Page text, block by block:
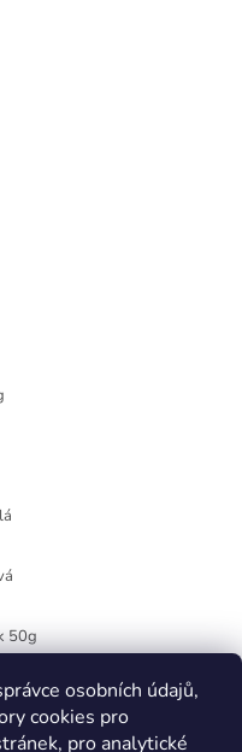
osobních údajů,
cookies pro
pro analytické
50g
RED